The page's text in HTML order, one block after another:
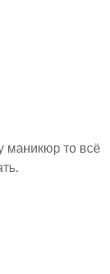
маникюр то всё